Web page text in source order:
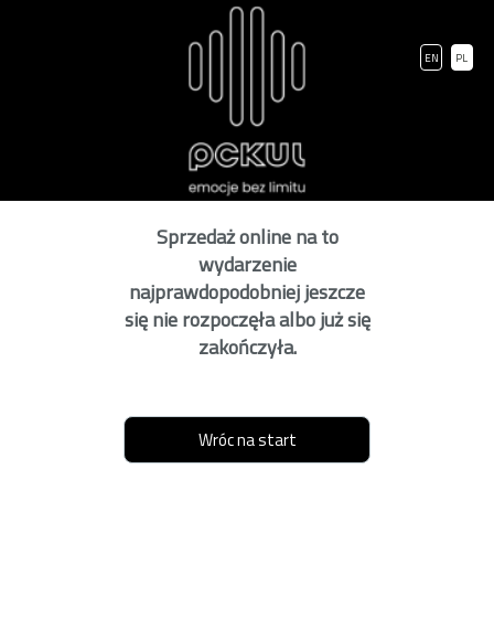
PL
EN
Sprzedaż online na to
wydarzenie
najprawdopodobniej jeszcze
się nie rozpoczęła albo już się
zakończyła.
Wróc na start